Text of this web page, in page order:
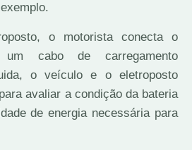
o motorista conecta o
um cabo de carregamento
o veículo e o eletroposto
avaliar a condição da bateria
de energia necessária para